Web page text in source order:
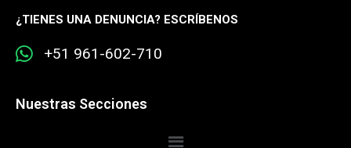
¿TIENES UNA DENUNCIA? ESCRÍBENOS
+51 961-602-710
Nuestras Secciones